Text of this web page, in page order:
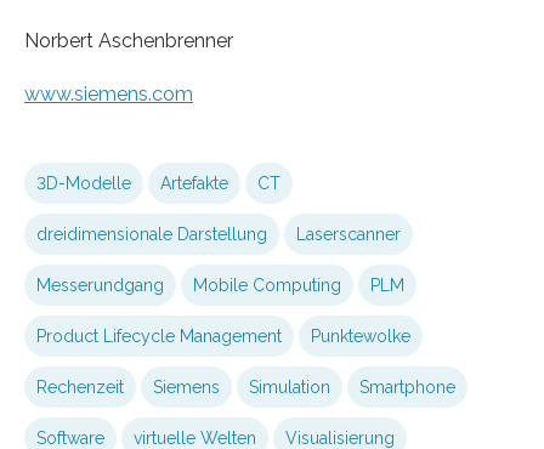
Norbert Aschenbrenner
www.siemens.com
3D-Modelle Artefakte CT
dreidimensionale Darstellung Laserscanner
Messerundgang Mobile Computing PLM
Product Lifecycle Management Punktewolke
Rechenzeit Siemens Simulation Smartphone
Software virtuelle Welten Visualisierung